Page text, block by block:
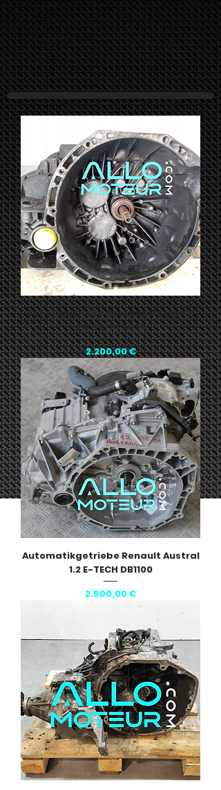
Schaltgetriebe Renault Master III
2.3 DCI PF6034
Preis
2.200,00 €
Automatikgetriebe Renault Austral
1.2 E-TECH DB1100
Preis
2.500,00 €